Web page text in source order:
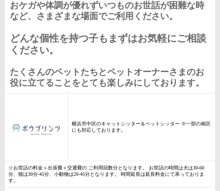
おケガや体調が優れずいつものお世話が困難な時
など、さまざまな場面でご利用ください。
どんな個性を持つ子もまずはお気軽にご相談
ください。
たくさんのペットたちとペットオーナーさまのお
役に立てることをとても楽しみにしております。
横浜市中区のキャットシッター＆ペットシッター ※一部の南区
にも対応しております。
☆お世話の料金＋出張費＋交通費の ご利用回数分となります。 お世話の時間は犬は30-60
分、猫は30分-45分、小動物は20-45分となります。 時間延長は延長料金にて承っておりま
す。